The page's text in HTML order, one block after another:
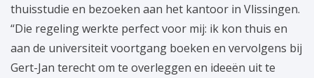
thuisstudie en bezoeken aan het kantoor in Vlissingen.
“Die regeling werkte perfect voor mij: ik kon thuis en
aan de universiteit voortgang boeken en vervolgens bij
Gert-Jan terecht om te overleggen en ideeën uit te